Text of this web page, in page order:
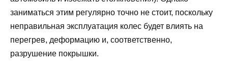
заниматься этим регулярно точно не стоит, поскольку
неправильная эксплуатация колес будет влиять на
перегрев, деформацию и, соответственно,
разрушение покрышки.